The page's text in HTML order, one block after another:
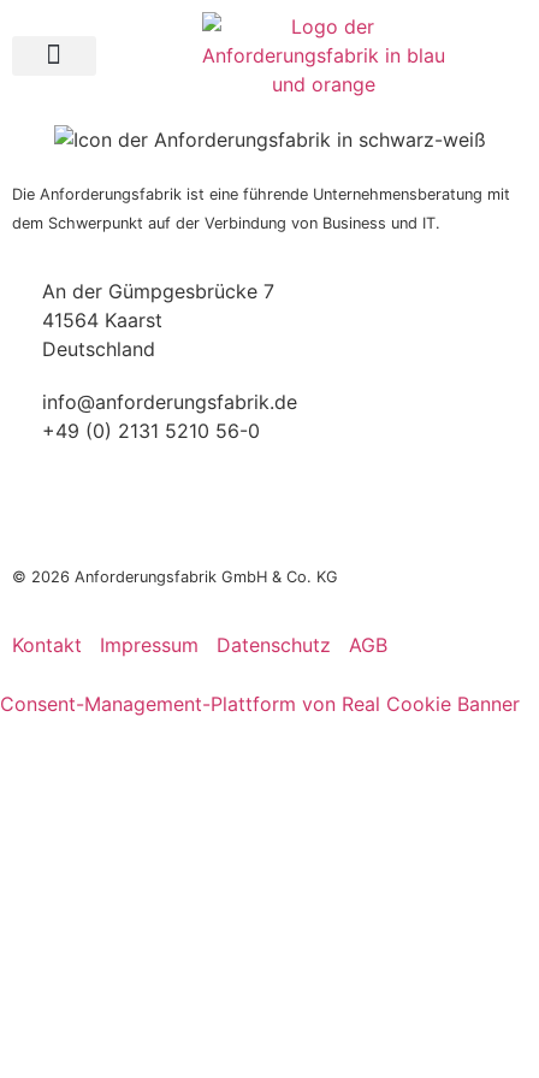
Die Anforderungsfabrik ist eine führende Unternehmensberatung mit
dem Schwerpunkt auf der Verbindung von Business und IT.
An der Gümpgesbrücke 7
41564 Kaarst
Deutschland
info@anforderungsfabrik.de
+49 (0) 2131 5210 56-0
© 2026 Anforderungsfabrik GmbH & Co. KG
Kontakt Impressum Datenschutz AGB
Consent-Management-Plattform von Real Cookie Banner